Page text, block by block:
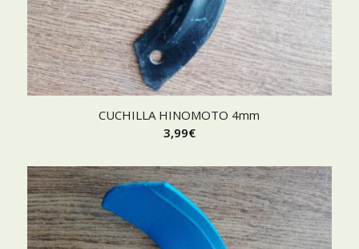
CUCHILLA HINOMOTO 4mm
3,99€